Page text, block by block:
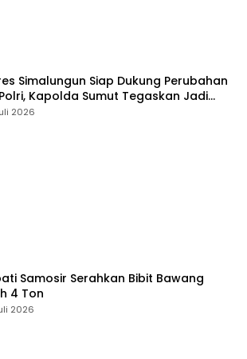
Simalungun Siap Dukung Perubahan
Kapolda Sumut Tegaskan Jadi
Penguatan Profesionalisme dan
2026
Samosir Serahkan Bibit Bawang
4 Ton
2026